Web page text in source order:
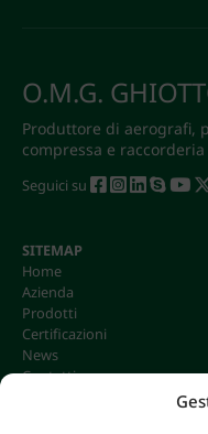
O.M.G.
Produttore di aerografi,
compressa e
Seguici su
SITEMAP
Home
Azienda
Prodotti
Certificazioni
News
Contatti